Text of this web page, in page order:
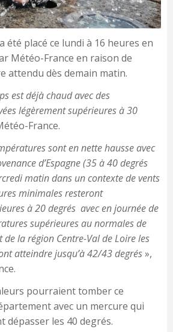
été placé ce lundi à 16 heures en
Météo-France en raison de
attendu dès demain matin.
est déjà chaud avec des
légèrement supérieures à 30
France.
sont en nette hausse avec
d’Espagne (35 à 40 degrés
matin dans un contexte de vents
minimales resteront
à 20 degrés avec en journée de
supérieures au normales de
de la région Centre-Val de Loire les
atteindre jusqu’à 42/43 degrés»,
pourraient tomber ce
avec un mercure qui
dépasser les 40 degrés.